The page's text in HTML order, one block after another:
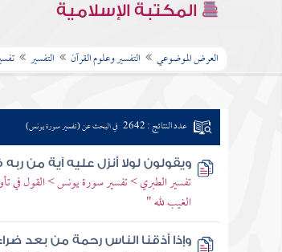
المكتبة الإسلامية
العرض الموضوعي التفسير وعلوم القرآن التفسير
عدد النتائج : 2642 في البحث عن (تفسير سورة يونس)
ويقولون لولا أنزل عليه آية من
تفسير الطبري > تفسير سورة يونس > القول في
الغيب لله "
وإذا أذقنا الناس رحمة من بعد